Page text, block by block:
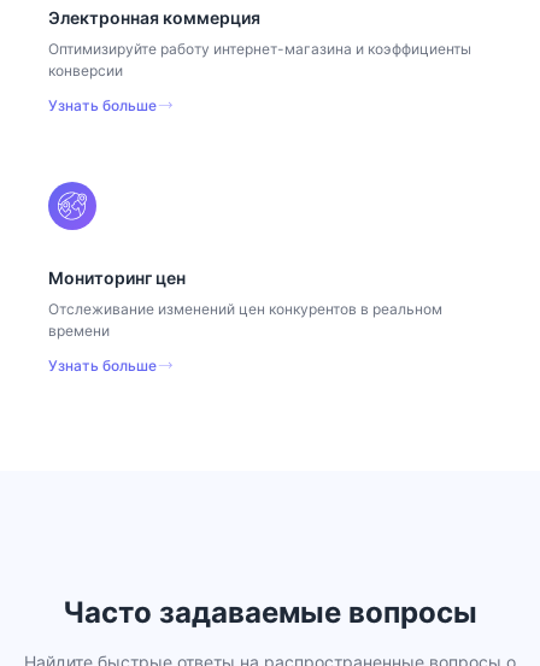
Электронная коммерция
Оптимизируйте работу интернет-магазина и коэффициенты
конверсии
Узнать больше
Мониторинг цен
Отслеживание изменений цен конкурентов в реальном
времени
Узнать больше
Часто задаваемые вопросы
Найдите быстрые ответы на распространенные вопросы о